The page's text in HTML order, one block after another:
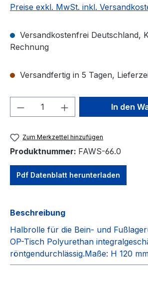
Preise exkl. MwSt. inkl.
Versandkostenfrei Deutschland,
Rechnung
Versandfertig in 5 Tagen,
Produkt Anzahl: GibIn den
Zum Merkzettel hinzufügen
Produktnummer: FAWS-66.0
Pdf Datenblatt herunterladen
Beschreibung
Halbrolle für die Bein- und
OP-Tisch Polyurethan
röntgendurchlässig.Maße: H 120